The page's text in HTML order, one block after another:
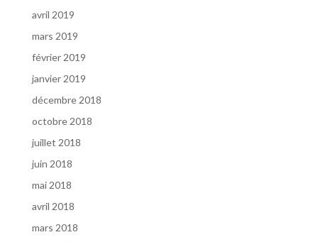
avril 2019
mars 2019
février 2019
janvier 2019
décembre 2018
octobre 2018
juillet 2018
juin 2018
mai 2018
avril 2018
mars 2018